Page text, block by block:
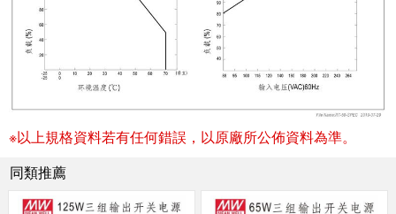
※以上規格資料若有任何錯誤，以原廠所公佈資料為準。
同類推薦